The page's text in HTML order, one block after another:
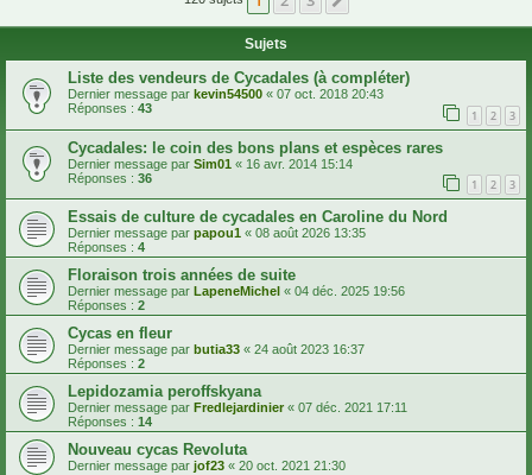
Sujets
Liste des vendeurs de Cycadales (à compléter)
Dernier message par kevin54500 « 07 oct. 2018 20:43
Réponses : 43 1 2 3
Cycadales: le coin des bons plans et espèces rares
Dernier message par Sim01 « 16 avr. 2014 15:14
Réponses : 36 1 2 3
Essais de culture de cycadales en Caroline du Nord
Dernier message par papou1 « 08 août 2026 13:35
Réponses : 4
Floraison trois années de suite
Dernier message par LapeneMichel « 04 déc. 2025 19:56
Réponses : 2
Cycas en fleur
Dernier message par butia33 « 24 août 2023 16:37
Réponses : 2
Lepidozamia peroffskyana
Dernier message par Fredlejardinier « 07 déc. 2021 17:11
Réponses : 14
Nouveau cycas Revoluta
Dernier message par jof23 « 20 oct. 2021 21:30